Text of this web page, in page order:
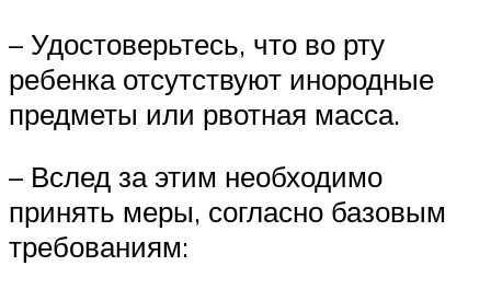
– Удостоверьтесь, что во рту
ребенка отсутствуют инородные
предметы или рвотная масса.
– Вслед за этим необходимо
принять меры, согласно базовым
требованиям: